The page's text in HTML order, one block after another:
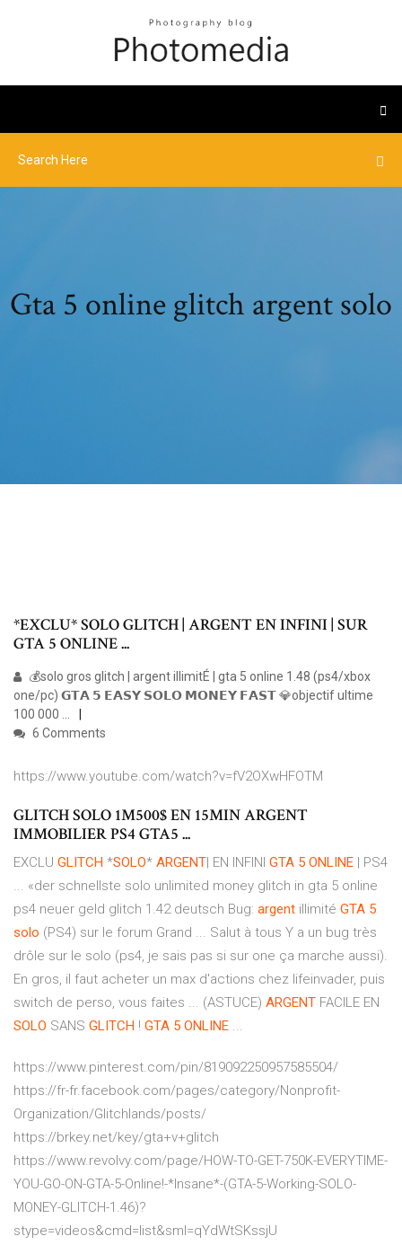
Gta 5 online glitch argent solo
*EXCLU* SOLO GLITCH | ARGENT EN INFINI | SUR
GTA 5 ONLINE ...
💰solo gros glitch | argent illimitÉ | gta 5 online 1.48 (ps4/xbox
one/pc) 𝗚𝗧𝗔 𝟱 𝗘𝗔𝗦𝗬 𝗦𝗢𝗟𝗢 𝗠𝗢𝗡𝗘𝗬 𝗙𝗔𝗦𝗧 💎objectif ultime
100 000 ...
6 Comments
https://www.youtube.com/watch?v=fV2OXwHFOTM
GLITCH SOLO 1M500$ EN 15MIN ARGENT
IMMOBILIER PS4 GTA5 ...
EXCLU GLITCH *SOLO* ARGENT | EN INFINI GTA 5 ONLINE | PS4
... «der schnellste solo unlimited money glitch in gta 5 online
ps4 neuer geld glitch 1.42 deutsch Bug: argent illimité GTA 5
solo (PS4) sur le forum Grand ... Salut à tous Y a un bug très
drôle sur le solo (ps4, je sais pas si sur one ça marche aussi).
En gros, il faut acheter un max d'actions chez lifeinvader, puis
switch de perso, vous faites ... (ASTUCE) ARGENT FACILE EN
SOLO SANS GLITCH ! GTA 5 ONLINE ...
https://www.pinterest.com/pin/819092250957585504/
https://fr-fr.facebook.com/pages/category/Nonprofit-
Organization/Glitchlands/posts/
https://brkey.net/key/gta+v+glitch
https://www.revolvy.com/page/HOW-TO-GET-750K-EVERYTIME-
YOU-GO-ON-GTA-5-Online!-*Insane*-(GTA-5-Working-SOLO-
MONEY-GLITCH-1.46)?
stype=videos&cmd=list&sml=qYdWtSKssjU